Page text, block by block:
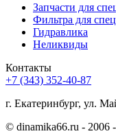
Запчасти для
Фильтра для
Гидравлика
Неликвиды
Контакты
+7 (343) 352-40-87
г. Екатеринбург, ул.
© dinamika66.ru - 2006